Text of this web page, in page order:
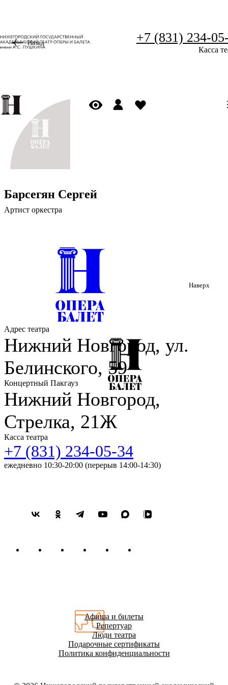
+7 (831) 234-
Касса
Назад
Барсегян Сергей
Артист оркестра
Наверх
Адрес театра
Нижний Новгород, ул.
Белинского, 59
Концертный Пакгауз
Нижний Новгород,
Стрелка, 21Ж
Касса театра
+7 (831) 234-05-34
ежедневно 10:30-20:00 (перерыв 14:00-14:30)
Афиша и билеты
Репертуар
Люди театра
Подарочные сертификаты
Политика конфиденциальности